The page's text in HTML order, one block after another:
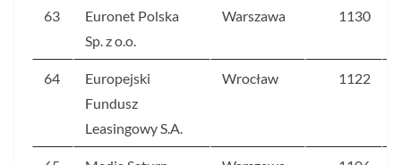
63
Euronet Polska
Sp. z o.o.
Warszawa 1130
64
Europejski
Fundusz
Leasingowy S.A.
Wrocław 1122